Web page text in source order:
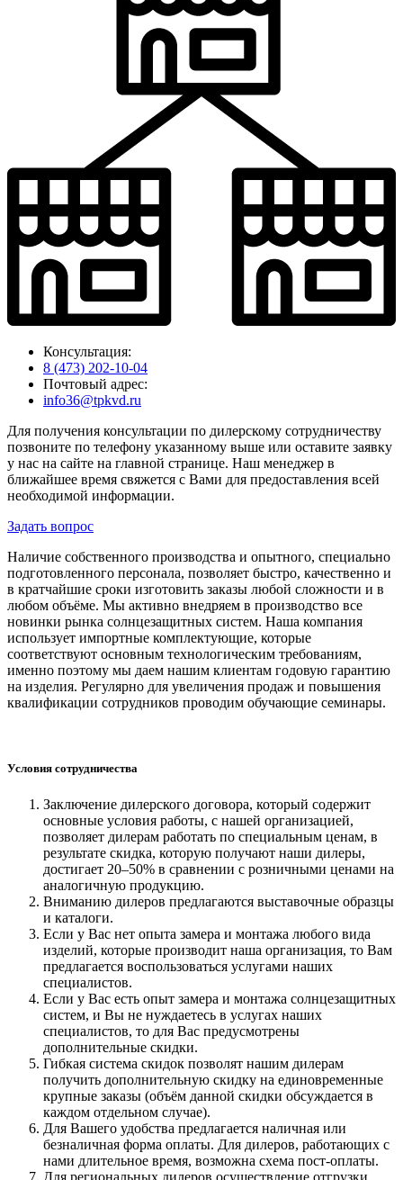
Консультация:
8 (473) 202-10-04
Почтовый адрес:
info36@tpkvd.ru
Для получения консультации по дилерскому сотрудничеству
позвоните по телефону указанному выше или оставите заявку
у нас на сайте на главной странице. Наш менеджер в
ближайшее время свяжется с Вами для предоставления всей
необходимой информации.
Задать вопрос
Наличие собственного производства и опытного, специально
подготовленного персонала, позволяет быстро, качественно и
в кратчайшие сроки изготовить заказы любой сложности и в
любом объёме. Мы активно внедряем в производство все
новинки рынка солнцезащитных систем. Наша компания
использует импортные комплектующие, которые
соответствуют основным технологическим требованиям,
именно поэтому мы даем нашим клиентам годовую гарантию
на изделия. Регулярно для увеличения продаж и повышения
квалификации сотрудников проводим обучающие семинары.
Условия сотрудничества
Заключение дилерского договора, который содержит
основные условия работы, с нашей организацией,
позволяет дилерам работать по специальным ценам, в
результате скидка, которую получают наши дилеры,
достигает 20–50% в сравнении с розничными ценами на
аналогичную продукцию.
Вниманию дилеров предлагаются выставочные образцы
и каталоги.
Если у Вас нет опыта замера и монтажа любого вида
изделий, которые производит наша организация, то Вам
предлагается воспользоваться услугами наших
специалистов.
Если у Вас есть опыт замера и монтажа солнцезащитных
систем, и Вы не нуждаетесь в услугах наших
специалистов, то для Вас предусмотрены
дополнительные скидки.
Гибкая система скидок позволят нашим дилерам
получить дополнительную скидку на единовременные
крупные заказы (объём данной скидки обсуждается в
каждом отдельном случае).
Для Вашего удобства предлагается наличная или
безналичная форма оплаты. Для дилеров, работающих с
нами длительное время, возможна схема пост-оплаты.
Для региональных дилеров осуществление отгрузки